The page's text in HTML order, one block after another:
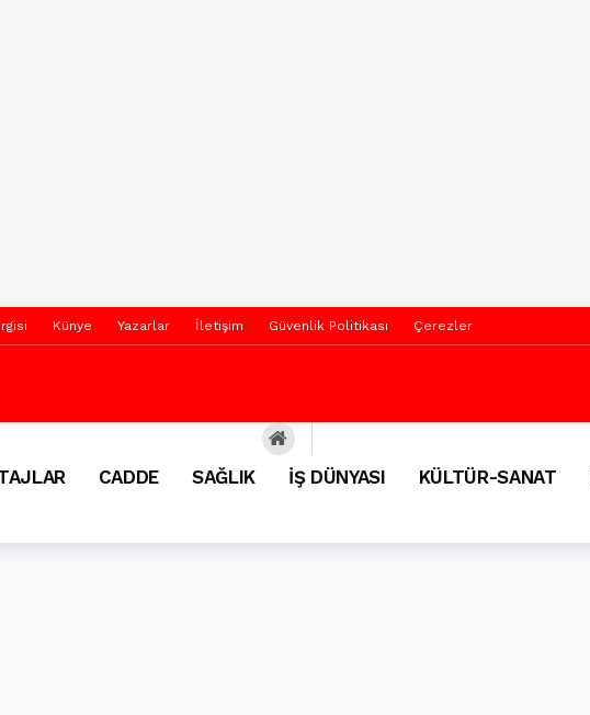
Künye Yazarlar İletişim Güvenlik Politikası Çerezler
CADDE SAĞLIK İŞ DÜNYASI KÜLTÜR-SANAT